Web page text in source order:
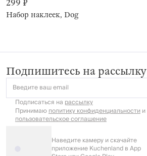
299 ₽
Набор наклеек, Dog
Подпишитесь на рассылку
Введите ваш email
Подписаться на рассылку
Принимаюполитику конфиденциальностии
пользовательское соглашение
Наведите камеру и скачайте
приложение Kuchenland в App